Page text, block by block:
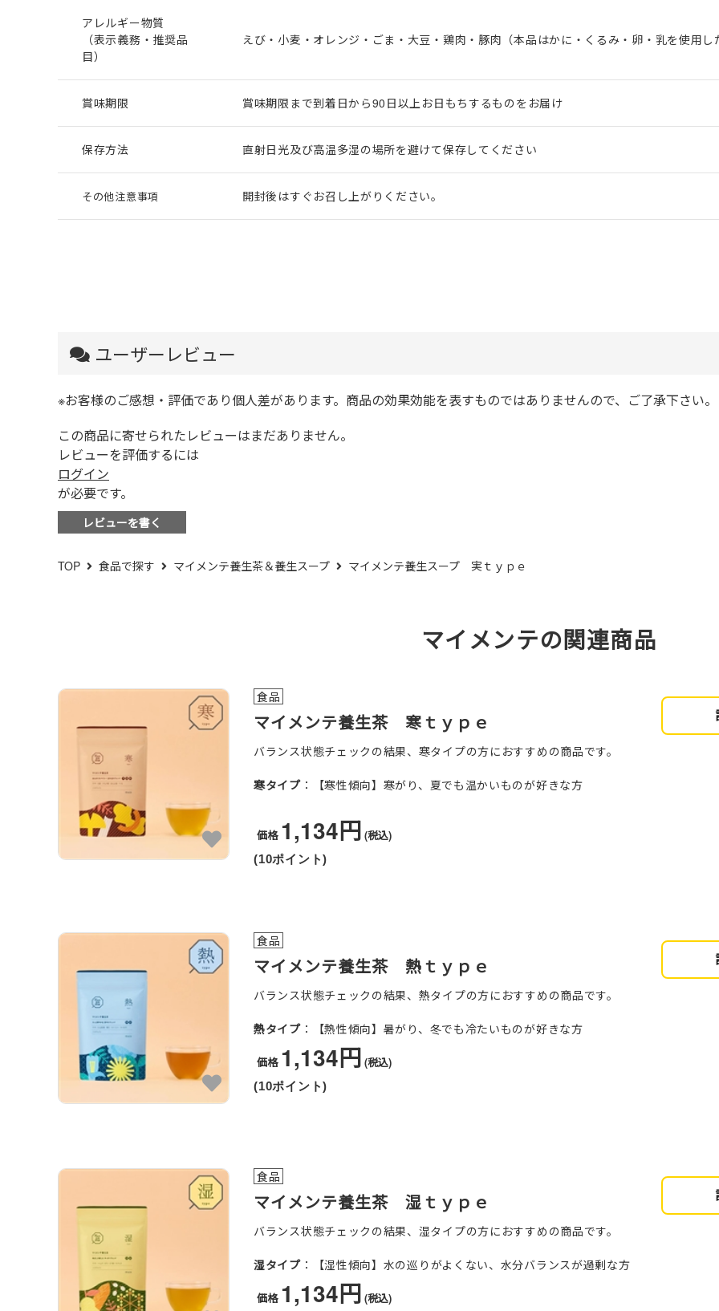
アレルギー物質
（表示義務・推奨品
目）
えび・小麦・オレンジ・ごま・大豆・鶏肉・豚肉（本品はかに・くるみ・卵・乳を使用し
賞味期限 賞味期限まで到着日から90日以上お日もちするものをお届け
保存方法 直射日光及び高温多湿の場所を避けて保存してください
その他注意事項 開封後はすぐお召し上がりください。
ユーザーレビュー
※お客様のご感想・評価であり個人差があります。商品の効果効能を表すものではありませんので、ご了承下さい。
この商品に寄せられたレビューはまだありません。
レビューを評価するには
ログイン
が必要です。
レビューを書く
TOP 食品で探す マイメンテ養生茶＆養生スープ マイメンテ養生スープ 実ｔｙｐｅ
マイメンテの関連商品
食品
マイメンテ養生茶 寒ｔｙｐｅ
バランス状態チェックの結果、寒タイプの方におすすめの商品です。
寒タイプ：【寒性傾向】寒がり、夏でも温かいものが好きな方
価格 1,134円 (税込)
(10ポイント)
食品
マイメンテ養生茶 熱ｔｙｐｅ
バランス状態チェックの結果、熱タイプの方におすすめの商品です。
熱タイプ：【熱性傾向】暑がり、冬でも冷たいものが好きな方
価格 1,134円 (税込)
(10ポイント)
食品
マイメンテ養生茶 湿ｔｙｐｅ
バランス状態チェックの結果、湿タイプの方におすすめの商品です。
湿タイプ：【湿性傾向】水の巡りがよくない、水分バランスが過剰な方
価格 1,134円 (税込)